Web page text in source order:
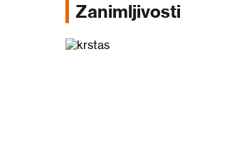
Zanimljivosti